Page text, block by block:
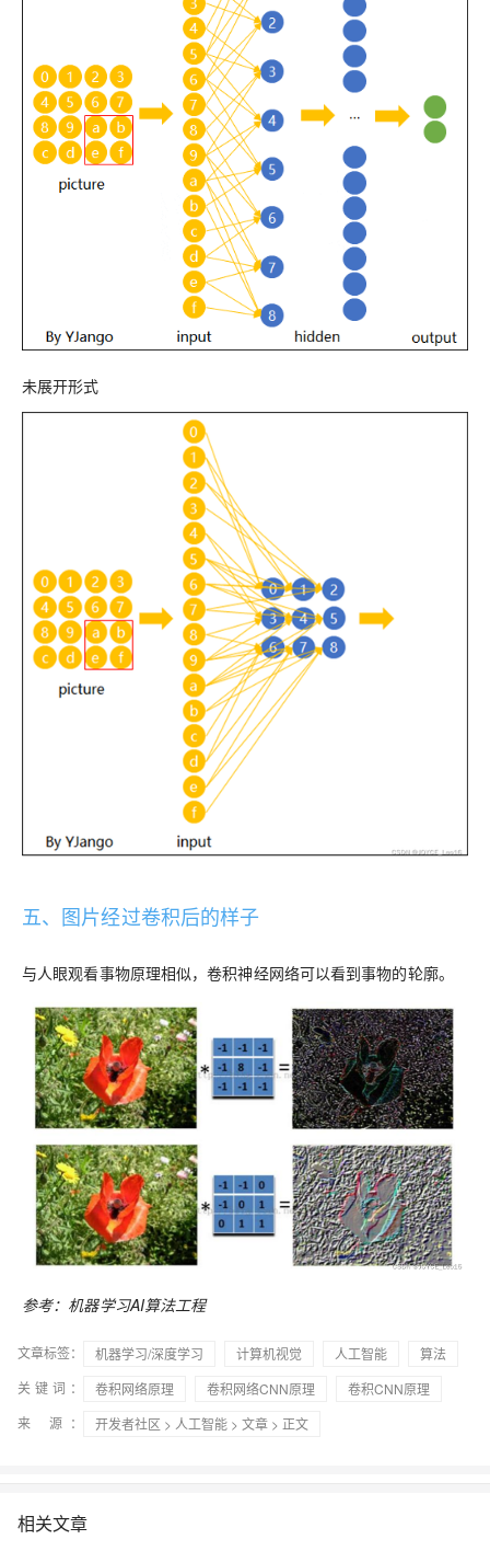
未展开形式
五、图片经过卷积后的样子
与人眼观看事物原理相似，卷积神经网络可以看到事物的轮廓。
参考：机器学习AI算法工程
文章标签： 机器学习/深度学习 计算机视觉 人工智能
算法
关键词：
卷积网络原理 卷积网络CNN原理
卷积CNN原理
来 源：
开发者社区 > 人工智能 > 文章 > 正文
相关文章